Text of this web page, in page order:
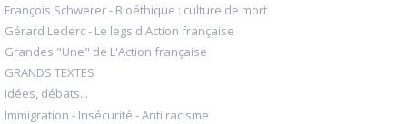
François Schwerer - Bioéthique : culture de mort
Gérard Leclerc - Le legs d'Action française
Grandes "Une" de L'Action française
GRANDS TEXTES
Idées, débats...
Immigration - Insécurité - Anti racisme